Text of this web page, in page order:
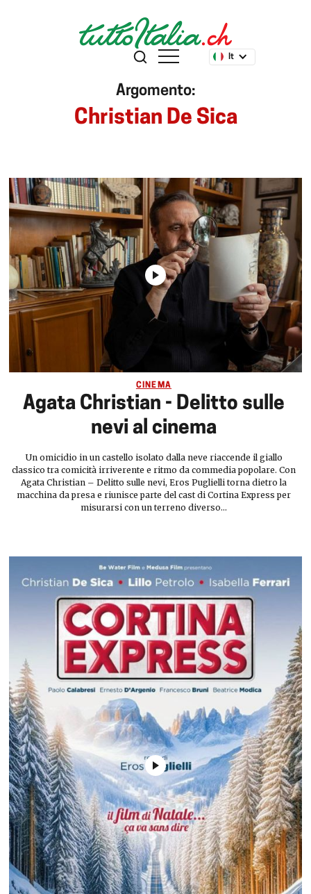
It
Argomento:
Christian De Sica
CINEMA
Agata Christian - Delitto sulle
nevi al cinema
Un omicidio in un castello isolato dalla neve riaccende il giallo
classico tra comicità irriverente e ritmo da commedia popolare. Con
Agata Christian – Delitto sulle nevi, Eros Puglielli torna dietro la
macchina da presa e riunisce parte del cast di Cortina Express per
misurarsi con un terreno diverso...